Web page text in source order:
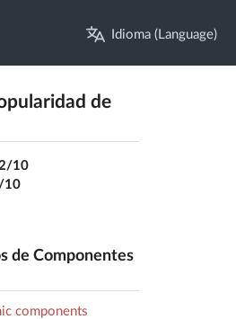
Idioma (Language)
de
2/10
10
de Componentes
components